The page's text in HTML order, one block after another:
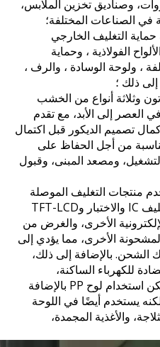
وصناديق تخزين الملابس،
الصناعات المختلفة؛
حماية التغليف الخارجي
الفولاذية ، وحماية
، ولوحة الوسادة ، والرف ،
ذلك ؛
وثلاثة أنواع من الخشب
في العصر إلى الأبد، مع تقدم
تصميم الديكور قبل اكتمال
من أجل الحفاظ على
ومصعد المبنى، وقبول
منتجات التغليف الموصلة
بشكل أساسي في رقائق IC وتغليف IC والاختبار وTFT-LCD
الأخرى، والغرض من
الأخرى، مما يؤدي إلى
الشحن. بالإضافة إلى ذلك،
للكهرباء الساكنة،
وصناديق دوران وما إلى ذلك. يمكن استخدام لوح PP بالإضافة
يستخدم أيضًا في اللوحة
والأغذية المجمدة،